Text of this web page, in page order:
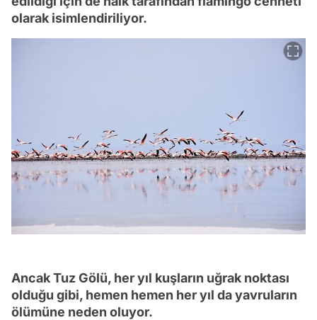
olarak isimlendiriliyor.
Ancak Tuz Gölü, her yıl kuşların uğrak noktası
olduğu gibi, hemen hemen her yıl da yavruların
ölümüne neden oluyor.